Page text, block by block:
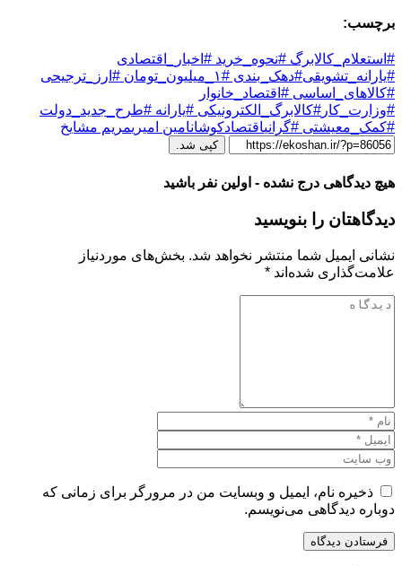
برچسب:
#استعلام_کالابرگ #نحوه_خرید #اخبار_اقتصادی
#یارانه_تشویقی
#دهک_بندی #۱_میلیون_تومان #ارز_ترجیحی
#کالاهای_اساسی #اقتصاد_خانوار
#وزارت_کار #کالابرگ_الکترونیکی #یارانه #طرح_جدید_دولت
#کمک_معیشتی #گرانیاقتصادکوشانامین امیریمریم مشایخ
کپی شد.
هیچ دیدگاهی درج نشده - اولین نفر باشید
دیدگاهتان را بنویسید
نشانی ایمیل شما منتشر نخواهد شد. بخش‌های موردنیاز
علامت‌گذاری شده‌اند *
ذخیره نام، ایمیل و وبسایت من در مرورگر برای زمانی که
دوباره دیدگاهی می‌نویسم.